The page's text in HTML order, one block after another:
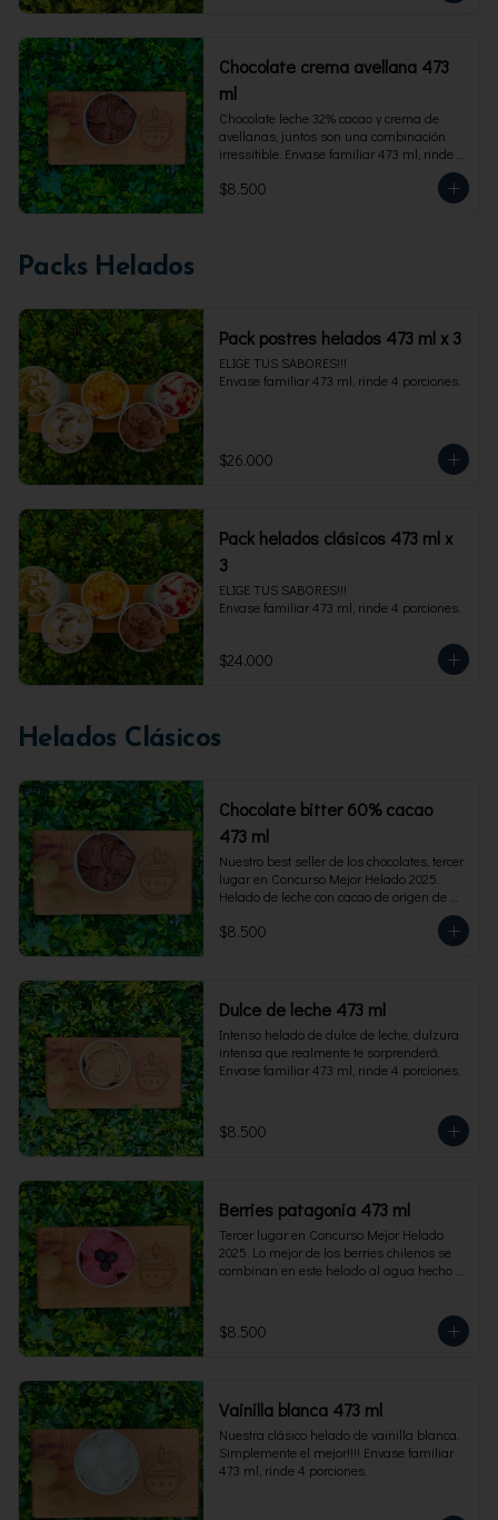
Chocolate crema avellana 473
ml
Chocolate leche 32% cacao y crema de
avellanas, juntos son una combinación
irressitible. Envase familiar 473 ml, rinde 4
$8.500
Packs Helados
Pack postres helados 473 ml x 3
ELIGE TUS SABORES!!!
Envase familiar 473 ml, rinde 4 porciones.
$26.000
Pack helados clásicos 473 ml x
3
ELIGE TUS SABORES!!!
Envase familiar 473 ml, rinde 4 porciones.
$24.000
Helados Clásicos
Chocolate bitter 60% cacao
473 ml
Nuestro best seller de los chocolates, tercer
lugar en Concurso Mejor Helado 2025.
Helado de leche con cacao de origen de
intensidad al 60%. Envase familiar 473 ml,
rinde 4  porciones.
$8.500
Dulce de leche 473 ml
Intenso helado de dulce de leche, dulzura
intensa que realmente te sorprenderá.
Envase familiar 473 ml, rinde 4 porciones.
$8.500
Berries patagonia 473 ml
Tercer lugar en Concurso Mejor Helado
2025. Lo mejor de los berries chilenos se
combinan en este helado al agua hecho
473 ml. Rinde 4 porciones.
$8.500
Vainilla blanca 473 ml
Nuestra clásico helado de vainilla blanca.
Simplemente el mejor!!!! Envase familiar
473 ml, rinde 4 porciones.